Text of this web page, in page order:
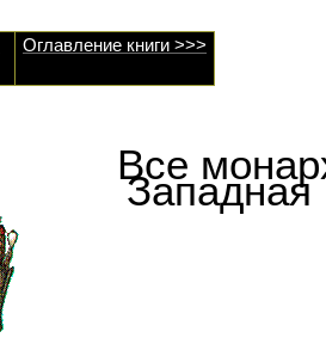
Оглавление книги >>>
Все
Западная